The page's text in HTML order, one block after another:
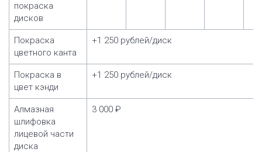
покраска
дисков
Покраска
цветного канта
+1 250 рублей/диск
Покраска в
цвет кэнди
+1 250 рублей/диск
Алмазная
шлифовка
лицевой части
диска
3 000 ₽